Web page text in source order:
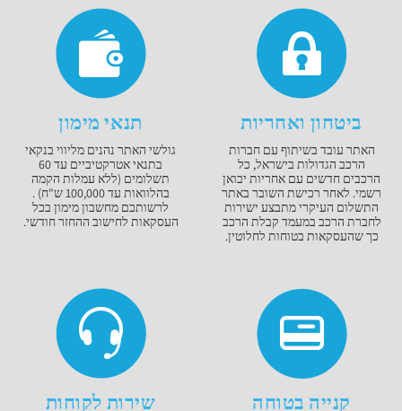
ביטחון ואחריות
האתר עובד בשיתוף עם חברות
הרכב הגדולות בישראל, כל
הרכבים חדשים עם אחריות יבואן
רשמי. לאחר רכישת השובר באתר
התשלום העיקרי מתבצע ישירות
לחברת הרכב במעמד קבלת הרכב
כך שהעסקאות בטוחות לחלוטין.
תנאי מימון
גולשי האתר נהנים מליווי בנקאי
בתנאי אטרקטיביים עד 60
תשלומים (ללא עמלות הקמה
בהלוואות עד 100,000 ש"ח) .
לרשותכם מחשבון מימון בכל
העסקאות לחישוב ההחזר חודשי.
קנייה בטוחה שירות לקוחות